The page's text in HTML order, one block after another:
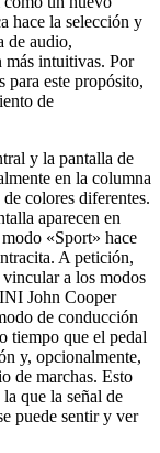
hace la selección y
de audio,
más intuitivas. Por
para este propósito,
de
y la pantalla de
en la columna
colores diferentes.
aparecen en
«Sport» hace
A petición,
a los modos
John Cooper
de conducción
tiempo que el pedal
y, opcionalmente,
de marchas. Esto
que la señal de
puede sentir y ver